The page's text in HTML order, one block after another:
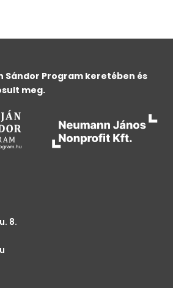
Sándor Program keretében és
meg.
8.